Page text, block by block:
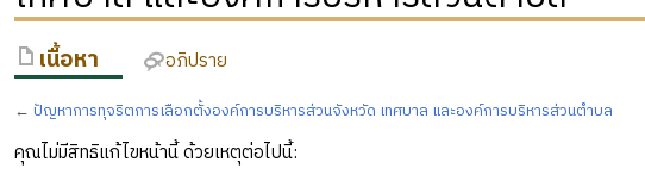
เนื้อหา อภิปราย
← ปัญหาการทุจริตการเลือกตั้งองค์การบริหารส่วนจังหวัด เทศบาล และองค์การบริหารส่วนตำบล
คุณไม่มีสิทธิแก้ไขหน้านี้ ด้วยเหตุต่อไปนี้: